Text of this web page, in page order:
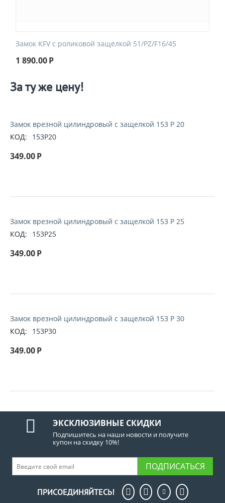
Замок KFV с роликовой защелкой 51/PZ/F16/45
1 890.00Р
За ту же цену!
Замок врезной цилиндровый с защелкой 153 P 20
КОД:
153P20
349.00Р
Замок врезной цилиндровый с защелкой 153 P 25
КОД:
153P25
349.00Р
Замок врезной цилиндровый с защелкой 153 P 30
КОД:
153P30
349.00Р
ЭКСКЛЮЗИВНЫЕ СКИДКИ
Подпишитесь на наши новости и получите
купон на скидку 10%!
ПОДПИСАТЬСЯ
ПРИСОЕДИНЯЙТЕСЬ!